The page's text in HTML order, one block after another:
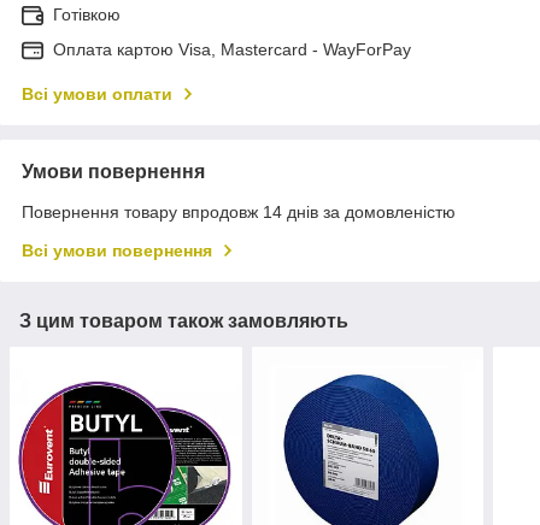
Готівкою
Оплата картою Visa, Mastercard - WayForPay
Всі умови оплати
Умови повернення
Повернення товару впродовж 14 днів за домовленістю
Всі умови повернення
З цим товаром також замовляють